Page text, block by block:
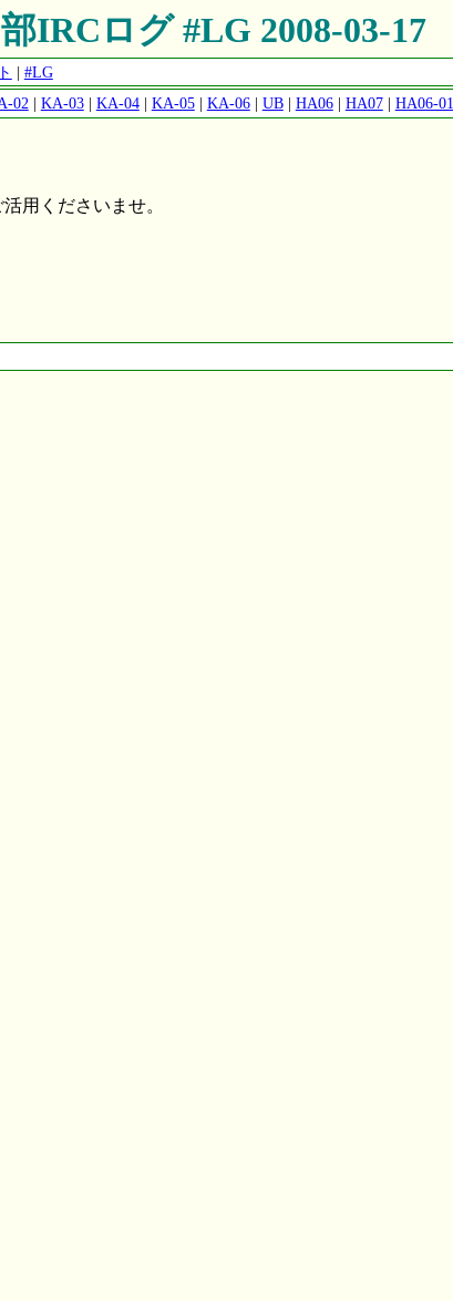
IRCログ #LG 2008-03-17
| #LG
02 | KA-03| KA-04| KA-05| KA-06| UB| HA06| HA07| HA06-01
活用くださいませ。